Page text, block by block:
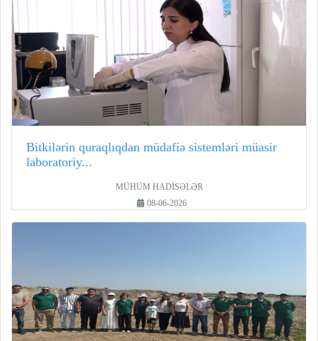
Bitkilərin quraqlıqdan müdafiə sistemləri müasir
laboratoriy...
MÜHÜM HADİSƏLƏR
08-06-2026